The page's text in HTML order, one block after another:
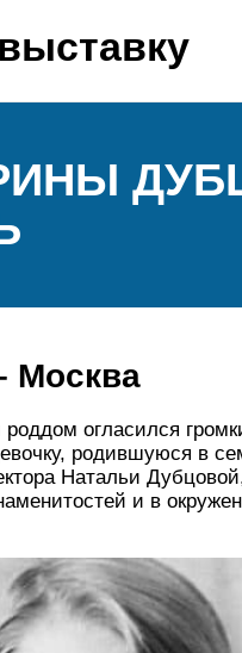
Москва
роддом огласился
родившуюся в
Натальи
и в